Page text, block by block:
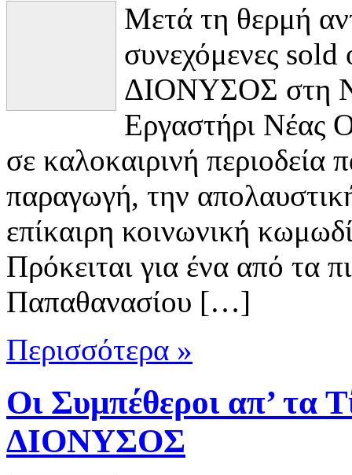
Μετά τη θερμή
συνεχόμενες
ΔΙΟΝΥΣΟΣ στη
Εργαστήρι Νέας
σε καλοκαιρινή περιοδεία
παραγωγή, την
επίκαιρη κοινωνική
Πρόκειται για ένα από τα
Παπαθανασίου […]
Περισσότερα »
Οι Συμπέθεροι απ’ τα
ΔΙΟΝΥΣΟΣ